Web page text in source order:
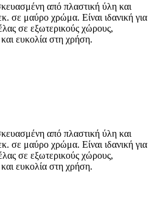
από πλαστική ύλη και
σε μαύρο χρώμα. Είναι ιδανική για
σε εξωτερικούς χώρους,
ευκολία στη χρήση.
από πλαστική ύλη και
σε μαύρο χρώμα. Είναι ιδανική για
σε εξωτερικούς χώρους,
ευκολία στη χρήση.